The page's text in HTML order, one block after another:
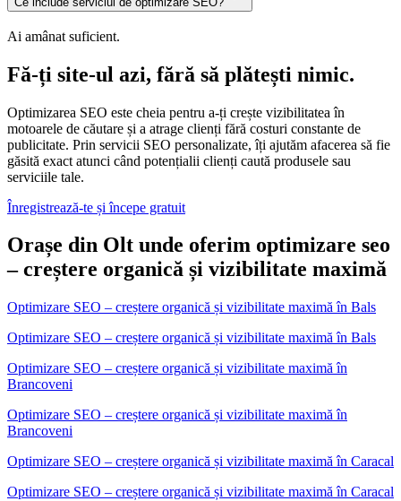
Ai amânat suficient.
Fă-ți site-ul azi, fără să plătești nimic.
Optimizarea SEO este cheia pentru a-ți crește vizibilitatea în
motoarele de căutare și a atrage clienți fără costuri constante de
publicitate. Prin servicii SEO personalizate, îți ajutăm afacerea să fie
găsită exact atunci când potențialii clienți caută produsele sau
serviciile tale.
Înregistrează-te și începe gratuit
Orașe din Olt unde oferim optimizare seo
– creștere organică și vizibilitate maximă
Optimizare SEO – creștere organică și vizibilitate maximă în Bals
Optimizare SEO – creștere organică și vizibilitate maximă în Bals
Optimizare SEO – creștere organică și vizibilitate maximă în
Brancoveni
Optimizare SEO – creștere organică și vizibilitate maximă în
Brancoveni
Optimizare SEO – creștere organică și vizibilitate maximă în Caracal
Optimizare SEO – creștere organică și vizibilitate maximă în Caracal